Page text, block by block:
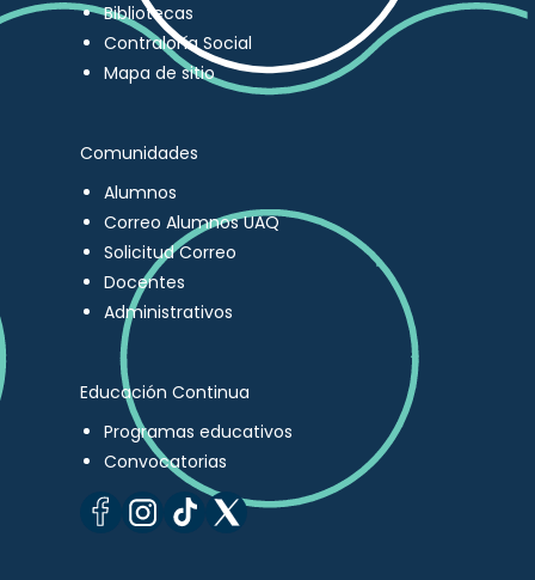
Bibliotecas
Contraloría Social
Mapa de sitio
Comunidades
Alumnos
Correo Alumnos UAQ
Solicitud Correo
Docentes
Administrativos
Educación Continua
Programas educativos
Convocatorias